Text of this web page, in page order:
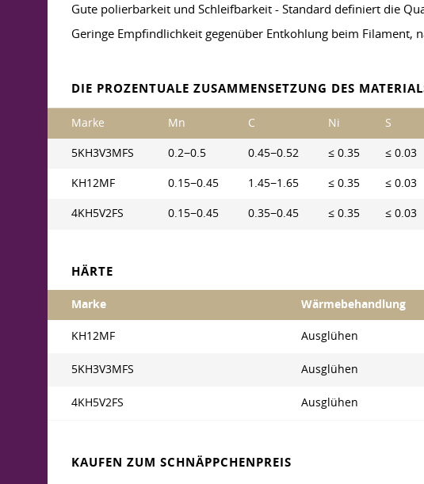
Gute polierbarkeit und Schleifbarkeit - Standard definiert die
Geringe Empfindlichkeit gegenüber Entkohlung beim Filament,
DIE PROZENTUALE ZUSAMMENSETZUNG DES
Marke Mn C Ni S
5KH3V3MFS 0.2−0.5 0.45−0.52 ≤ 0.35 ≤ 0.03
KH12MF 0.15−0.45 1.45−1.65 ≤ 0.35 ≤ 0.03
4KH5V2FS 0.15−0.45 0.35−0.45 ≤ 0.35 ≤ 0.03
HÄRTE
Marke Wärmebehandlung
KH12MF Ausglühen
5KH3V3MFS Ausglühen
4KH5V2FS Ausglühen
KAUFEN ZUM SCHNÄPPCHENPREIS